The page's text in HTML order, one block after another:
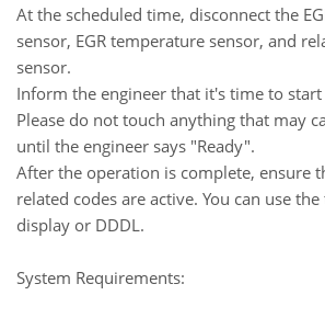
At the scheduled time, disconnect the
sensor, EGR temperature sensor, and
sensor.
Inform the engineer that it's time to
Please do not touch anything that may
until the engineer says "Ready".
After the operation is complete, ensure
related codes are active. You can use
display or DDDL.
System Requirements: